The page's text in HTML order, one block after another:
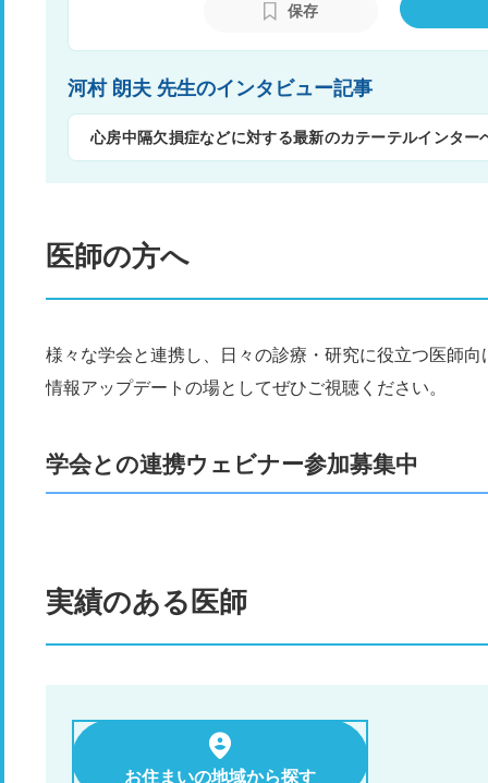
保存
河村 朗夫 先生のインタビュー記事
心房中隔欠損症などに対する最新のカテーテルインター
医師の方へ
様々な学会と連携し、日々の診療・研究に役立つ医師
情報アップデートの場としてぜひご視聴ください。
学会との連携ウェビナー参加募集中
実績のある医師
お住まいの地域から探す